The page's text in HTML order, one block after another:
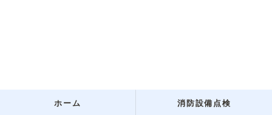
ホーム 消防設備点検